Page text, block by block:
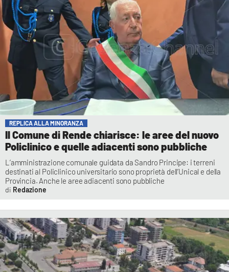
REPLICA ALLA MINORANZA
Il Comune di Rende chiarisce: le aree del nuovo
Policlinico e quelle adiacenti sono pubbliche
L’amministrazione comunale guidata da Sandro Principe: i terreni
destinati al Policlinico universitario sono proprietà dell’Unical e della
Provincia. Anche le aree adiacenti sono pubbliche
Redazione